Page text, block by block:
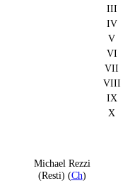
III
IV
V
VI
VII
VIII
IX
X
Michael Rezzi
(Resti) (Ch)